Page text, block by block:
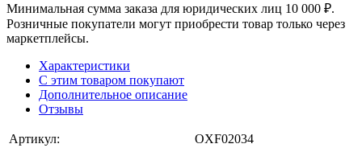
Минимальная сумма заказа для юридических лиц 10 000 ₽.
Розничные покупатели могут приобрести товар только через
маркетплейсы.
Характеристики
С этим товаром покупают
Дополнительное описание
Отзывы
Артикул:
OXF02034